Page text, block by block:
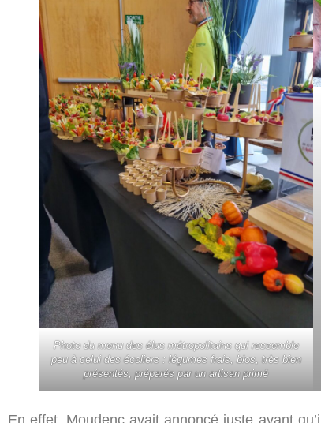
Photo du menu des élus métropolitains qui ressemble
peu à celui des écoliers : légumes frais, bios, très bien
présentés, préparés par un artisan primé
En effet, Moudenc avait annoncé juste avant